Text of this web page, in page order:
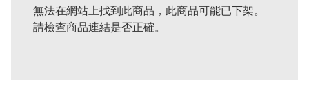
無法在網站上找到此商品，此商品可能已下架。
請檢查商品連結是否正確。